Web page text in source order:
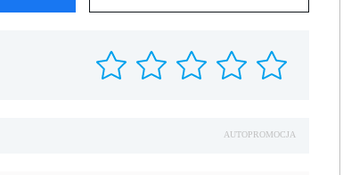
AUTOPROMOCJA